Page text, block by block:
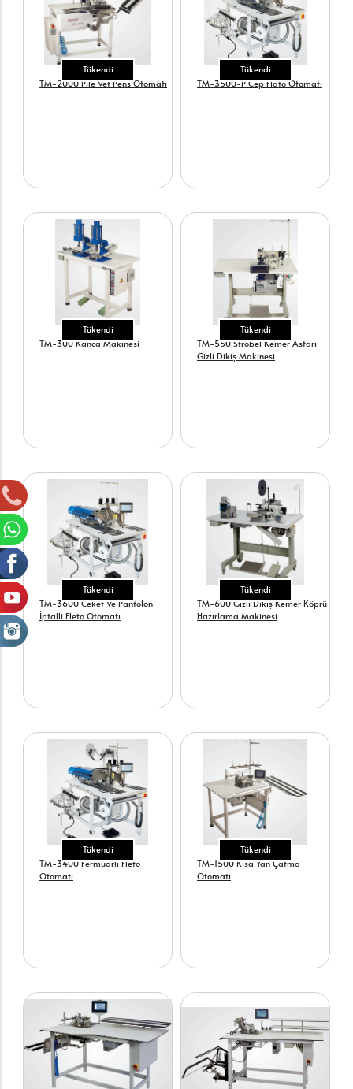
Tükendi
TM-2000 Pile Vet Pens Otomatı
Tükendi
TM-3500-P Cep Flato Otomatı
Tükendi
TM-300 Kanca Makinesi
Tükendi
TM-550 Strobel Kemer Astarı
Gizli Dikiş Makinesi
Tükendi
TM-3600 Ceket Ve Pantolon
İptalli Fleto Otomatı
Tükendi
TM-600 Gizli Dikiş Kemer Köprü
Hazırlama Makinesi
Tükendi
TM-3400 Fermuarlı Fleto
Otomatı
Tükendi
TM-1500 Kısa Yan Çatma
Otomatı